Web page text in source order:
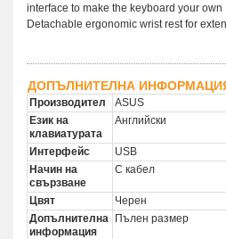
interface to make the keyboard your own
Detachable ergonomic wrist rest for
ДОПЪЛНИТЕЛНА
Производител
ASUS
Език на
клавиатурата
Английски
Интерфейс
USB
Начин на
свързване
С кабел
Цвят
Черен
Допълнителна
информация
Пълен размер